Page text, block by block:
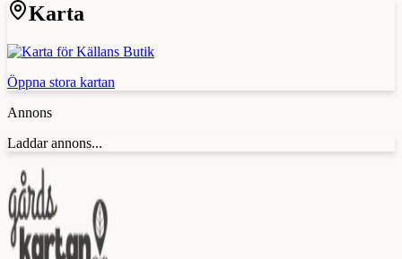
Karta
Öppna stora kartan
Annons
Laddar annons...